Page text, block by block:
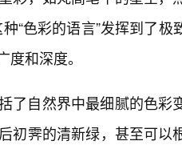
“色彩的语言”发挥到了极
和深度。
了自然界中最细腻的色彩
霁的清新绿，甚至可以